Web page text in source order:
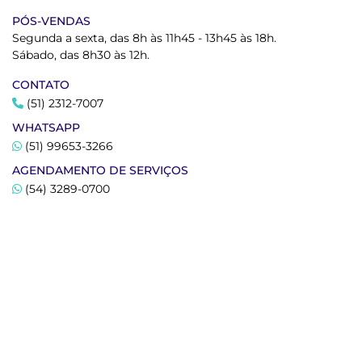
PÓS-VENDAS
Segunda a sexta, das 8h às 11h45 - 13h45 às 18h.
Sábado, das 8h30 às 12h.
CONTATO
(51) 2312-7007
WHATSAPP
(51) 99653-3266
AGENDAMENTO DE SERVIÇOS
(54) 3289-0700